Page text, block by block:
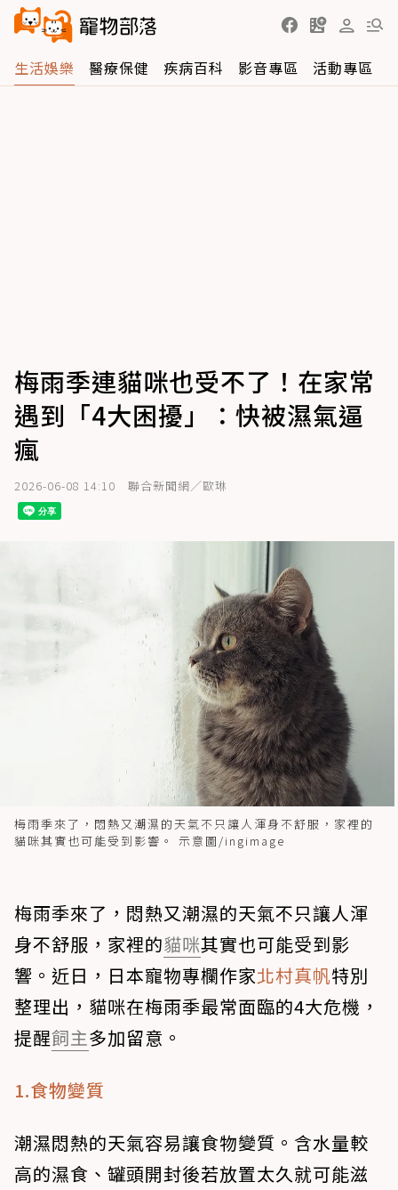
生活娛樂 醫療保健 疾病百科 影音專區 活動專區
梅雨季連貓咪也受不了！在家常
遇到「4大困擾」：快被濕氣逼
瘋
2026-06-08 14:10 聯合新聞網／歐琳
梅雨季來了，悶熱又潮濕的天氣不只讓人渾身不舒服，家裡的
貓咪其實也可能受到影響。 示意圖/ingimage
梅雨季來了，悶熱又潮濕的天氣不只讓人渾
身不舒服，家裡的貓咪其實也可能受到影
響。近日，日本寵物專欄作家北村真帆特別
整理出，貓咪在梅雨季最常面臨的4大危機，
提醒飼主多加留意。
1.食物變質
潮濕悶熱的天氣容易讓食物變質。含水量較
高的濕食、罐頭開封後若放置太久就可能滋